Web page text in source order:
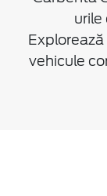
urile
vehicule